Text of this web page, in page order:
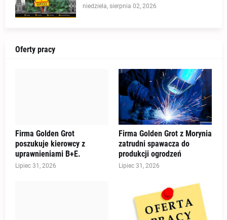
niedziela, sierpnia 02, 2026
Oferty pracy
Firma Golden Grot
poszukuje kierowcy z
uprawnieniami B+E.
Lipiec 31, 2026
Firma Golden Grot z Morynia
zatrudni spawacza do
produkcji ogrodzeń
Lipiec 31, 2026